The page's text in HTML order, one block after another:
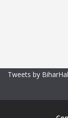
Tweets by